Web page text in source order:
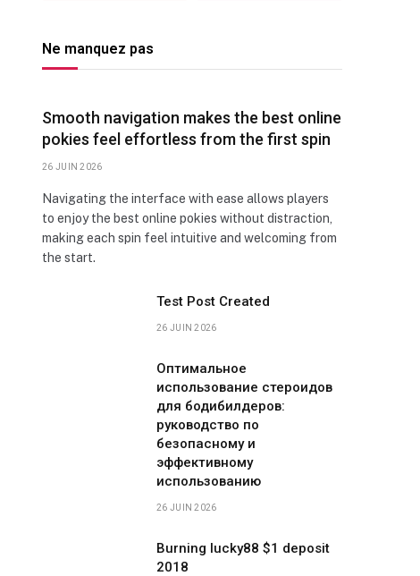
Ne manquez pas
Smooth navigation makes the best online
pokies feel effortless from the first spin
26 JUIN 2026
Navigating the interface with ease allows players
to enjoy the best online pokies without distraction,
making each spin feel intuitive and welcoming from
the start.
Test Post Created
26 JUIN 2026
Оптимальное
использование стероидов
для бодибилдеров:
руководство по
безопасному и
эффективному
использованию
26 JUIN 2026
Burning lucky88 $1 deposit
2018